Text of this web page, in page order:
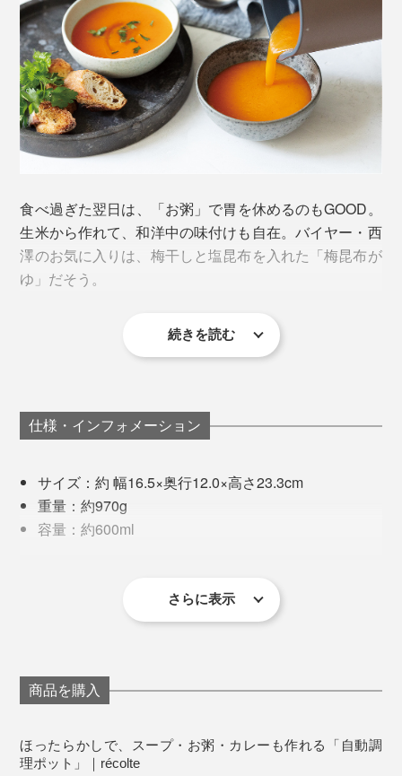
大豆は乾燥大豆を使用。浸水する方法としない方法があります
＜JUICE&CLEANモード＞
スムージーなどを作る非加熱のモード。約3分間、中速
れます。お手入れもこのモードを使います。
＜WARMモード＞
いるので、ストレスなくキレイにできます。
お手入れを面倒にしないコツは、使用後に放置しないこ
と。使ってすぐならすすぐだけでもほとんどキレイにな
せん。
かからないようにすること。プラグ挿入口はシリコンの
カバーがついているので、洗う際はカバーをしっかり閉
じてください。
食べ過ぎた翌日は、「お粥」で胃を休めるのもGOOD。
生米から作れて、和洋中の味付けも自在。バイヤー・西
澤のお気に入りは、梅干しと塩昆布を入れた「梅昆布が
ゆ」だそう。
編集・山口のおすすめは、「 白だし
」を使う和風ポター
野菜の甘みが感じられ、「料亭ですか？」と自画自賛し
たくなるほどおいしくできる！しかも、味噌汁よりカン
続きを読む
仕様・インフォメーション
サイズ：約 幅16.5×奥行12.0×高さ23.3cm
重量：約970g
容量：約600ml
消費電力：600W・55W（JUICE&CLEANモード）
主な材質：［本体、フタ、計量スプーン、お手入れ
グ）
付属品：お手入れブラシ、計量スプーン、専用レシ
ピブック
さらに表示
商品を購入
ほったらかしで、スープ・お粥・カレーも作れる「自動調
理ポット」｜récolte